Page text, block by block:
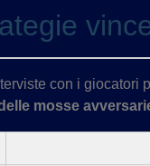
con i
mosse